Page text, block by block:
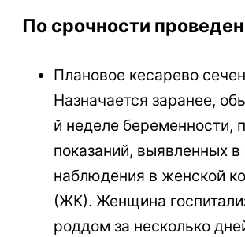
По срочности
Плановое кесарево
Назначается заранее,
й неделе беременности,
показаний, выявленных в
наблюдения в женской
(ЖК). Женщина
роддом за несколько